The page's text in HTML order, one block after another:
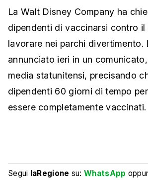
La Walt Disney Company ha
dipendenti di vaccinarsi contro il
lavorare nei parchi divertimento.
annunciato ieri in un
media statunitensi, precisando
dipendenti 60 giorni di tempo
essere completamente vaccinati.
Segui laRegione su:WhatsApp